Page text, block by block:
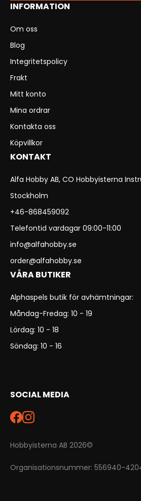
INFORMATION
Om oss
Blog
Integritetspolicy
Frakt
Mitt konto
Mina ordrar
Kontakta oss
Köpvillkor
KONTAKT
Alfa Hobby AB, CO Hobbyisterna
Stockholm
+46-868459092
Telefontid vardagar 09:00-11:00
info@alfahobby.se
order@alfahobby.se
VÅRA BUTIKER
Alphaspels butik för avhämtningar:
Måndag-Fredag: 10 - 19
Lördag: 10 - 18
Söndag: 10 - 16
SOCIAL MEDIA
Hobbyisterna AB 2026©
Organisationsnummer: 556940-